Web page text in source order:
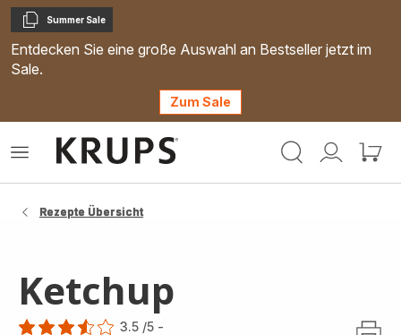
Kopieren
Summer Sale
Entdecken Sie eine große Auswahl an Bestseller jetzt im
Sale.
Zum Sale
Mein
Mein
Das
Rezepte Übersicht
Ketchup
3.5 /5 -